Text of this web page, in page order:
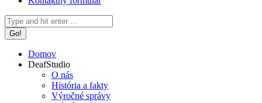
Search:
Domov
DeafStudio
O nás
História a fakty
Výročné správy